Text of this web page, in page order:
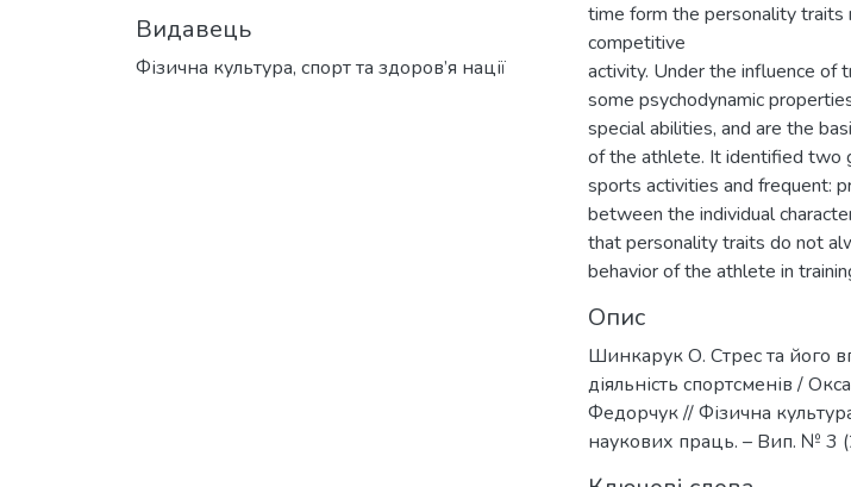
Видавець
Фізична культура, спорт та здоров’я нації
time form the personality traits
competitive
activity. Under the influence of
some psychodynamic
special abilities, and are the
of the athlete. It identified two
sports activities and frequent:
between the individual
that personality traits do not
behavior of the athlete in
Опис
Шинкарук О. Стрес та його
діяльність спортсменів /
Федорчук // Фізична
наукових праць. – Вип. № 3